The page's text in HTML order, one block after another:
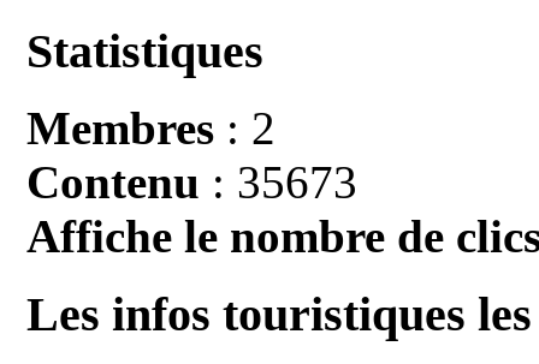
Statistiques
Membres : 2
Contenu : 35673
Affiche le nombre de
Les infos touristiques